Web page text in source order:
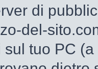
di
del-
tuo PC